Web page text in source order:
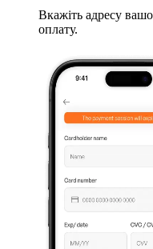
Вкажіть адресу
оплату.